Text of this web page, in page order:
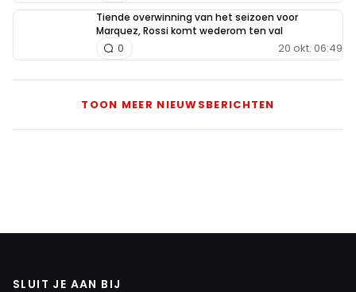
Tiende overwinning van het seizoen voor
Marquez, Rossi komt wederom ten val
20 okt. 06:49
0
TOON MEER NIEUWSBERICHTEN
SLUIT JE AAN BIJ